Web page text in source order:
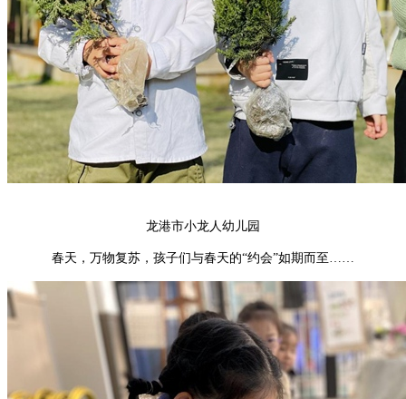
龙港市小龙人幼儿园
春天，万物复苏，孩子们与春天的“约会”如期而至……